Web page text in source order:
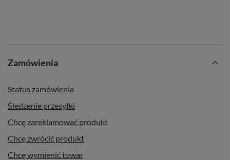
Zamówienia
Status zamówienia
Śledzenie przesyłki
Chcę zareklamować produkt
Chcę zwrócić produkt
Chcę wymienić towar